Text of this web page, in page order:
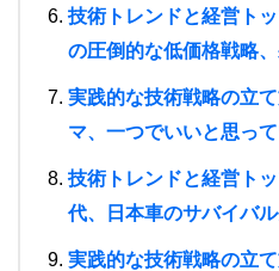
技術トレンドと経営ト
の圧倒的な低価格戦略
実践的な技術戦略の立
マ、一つでいいと思って
技術トレンドと経営ト
代、日本車のサバイバル
実践的な技術戦略の立